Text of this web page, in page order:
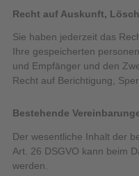
Recht auf Auskunft,
Sie haben jederzeit das
Ihre gespeicherten
und Empfänger und den
Recht auf Berichtigung,
Bestehende
Der wesentliche Inhalt der
Art. 26 DSGVO kann beim
werden.